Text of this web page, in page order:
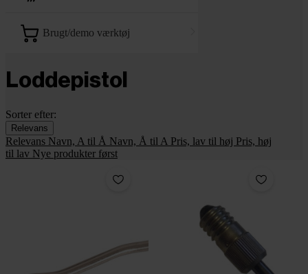
brugt/demo værktøj
Loddepistol
Sorter efter:
Relevans
Relevans Navn, A til Å Navn, Å til A Pris, lav til høj Pris, høj
til lav Nye produkter først